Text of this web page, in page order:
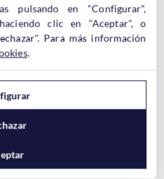
a la cual queremos cambiar el
sobre el
“+”
que tiene a
todas las acciones básicas
esa cuenta.
Cuenta
pulsando en "Configurar",
clic en "Aceptar", o
Para más información
.